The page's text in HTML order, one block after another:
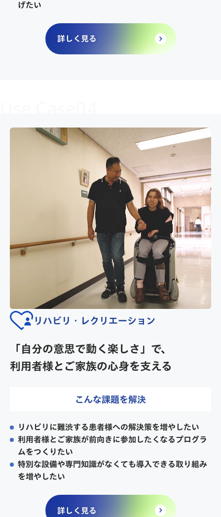
げたい
詳しく見る
リハビリ・レクリエーション
「自分の意思で動く楽しさ」で、
利用者様とご家族の心身を支える
こんな課題を解決
リハビリに難渋する患者様への解決策を増やしたい
利用者様とご家族が前向きに参加したくなるプログラ
ムをつくりたい
特別な設備や専門知識がなくても導入できる取り組み
を増やしたい
詳しく見る